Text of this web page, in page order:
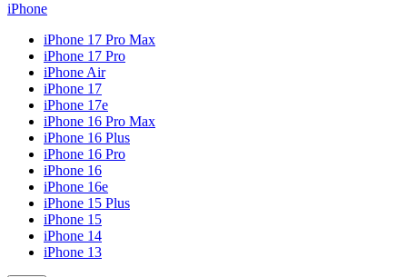
iPhone
iPhone 17 Pro Max
iPhone 17 Pro
iPhone Air
iPhone 17
iPhone 17e
iPhone 16 Pro Max
iPhone 16 Plus
iPhone 16 Pro
iPhone 16
iPhone 16e
iPhone 15 Plus
iPhone 15
iPhone 14
iPhone 13